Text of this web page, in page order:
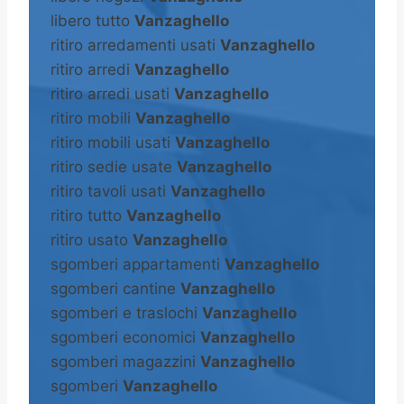
libero tutto Vanzaghello
ritiro arredamenti usati Vanzaghello
ritiro arredi Vanzaghello
ritiro arredi usati Vanzaghello
ritiro mobili Vanzaghello
ritiro mobili usati Vanzaghello
ritiro sedie usate Vanzaghello
ritiro tavoli usati Vanzaghello
ritiro tutto Vanzaghello
ritiro usato Vanzaghello
sgomberi appartamenti Vanzaghello
sgomberi cantine Vanzaghello
sgomberi e traslochi Vanzaghello
sgomberi economici Vanzaghello
sgomberi magazzini Vanzaghello
sgomberi Vanzaghello